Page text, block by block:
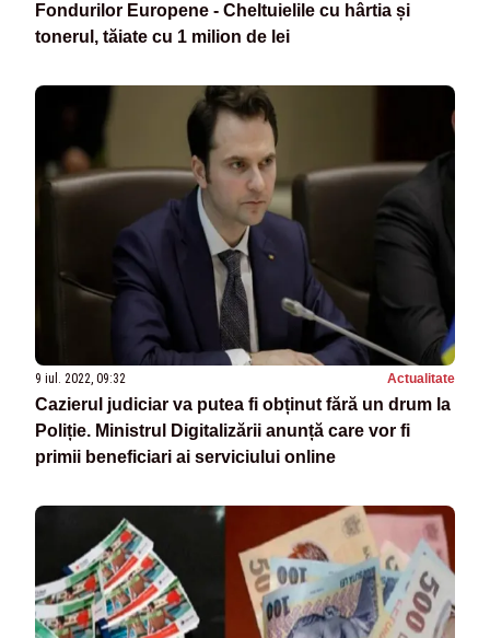
Fondurilor Europene - Cheltuielile cu hârtia și
tonerul, tăiate cu 1 milion de lei
9 iul. 2022, 09:32 Actualitate
Cazierul judiciar va putea fi obținut fără un drum la
Poliție. Ministrul Digitalizării anunță care vor fi
primii beneficiari ai serviciului online